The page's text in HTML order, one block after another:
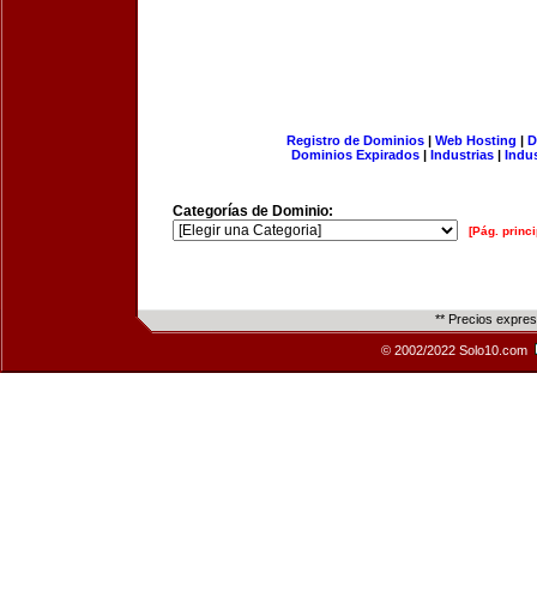
Registro de Dominios| Web Hosting |
Dominios Expirados | Industrias |
Categorías de Dominio:
[Pág.
** Precios
© 2002/2022 Solo10.com